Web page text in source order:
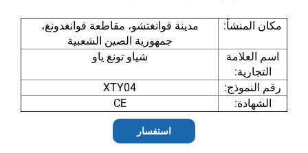
مكان المنشأ:
مدينة قوانغتشو، مقاطعة قوانغدونغ،
جمهورية الصين الشعبية
اسم العلامة
التجارية:
شياو تونغ ياو
رقم النموذج:
XTY04
الشهادة:
CE
استفسار